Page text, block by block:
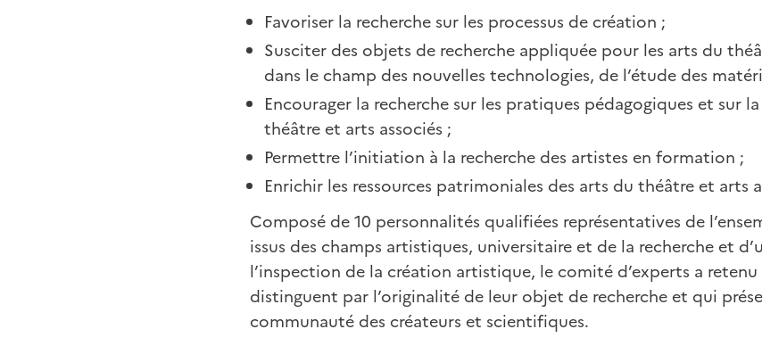
Favoriser la recherche sur les processus de création ;
Susciter des objets de recherche appliquée pour les arts du
dans le champ des nouvelles technologies, de l’étude des
Encourager la recherche sur les pratiques pédagogiques et sur
théâtre et arts associés ;
Permettre l’initiation à la recherche des artistes en formation ;
Enrichir les ressources patrimoniales des arts du théâtre et arts
Composé de 10 personnalités qualifiées représentatives de
issus des champs artistiques, universitaire et de la recherche et
l’inspection de la création artistique, le comité d’experts a
distinguent par l’originalité de leur objet de recherche et qui
communauté des créateurs et scientifiques.